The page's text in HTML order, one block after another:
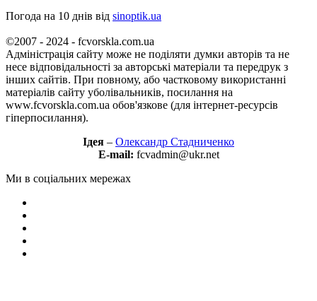
Погода на 10 днів від sinoptik.ua
©2007 - 2024 - fcvorskla.com.ua
Адміністрація сайту може не поділяти думки авторів та не
несе відповідальності за авторські матеріали та передрук з
інших сайтів. При повному, або частковому використанні
матеріалів сайту уболівальників, посилання на
www.fcvorskla.com.ua обов'язкове (для інтернет-ресурсів
гіперпосилання).
Ідея – Олександр Стадниченко
E-mail: fcvadmin@ukr.net
Ми в соціальних мережах